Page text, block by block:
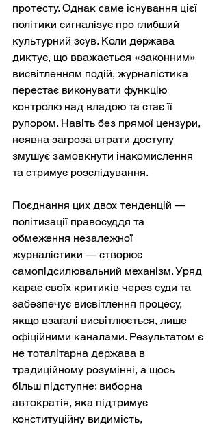
протесту. Однак саме існування цієї
політики сигналізує про глибший
культурний зсув. Коли держава
диктує, що вважається «законним»
висвітленням подій, журналістика
перестає виконувати функцію
контролю над владою та стає її
рупором. Навіть без прямої цензури,
неявна загроза втрати доступу
змушує замовкнути інакомислення
та стримує розслідування.
Поєднання цих двох тенденцій —
політизації правосуддя та
обмеження незалежної
журналістики — створює
самопідсилювальний механізм. Уряд
карає своїх критиків через суди та
забезпечує висвітлення процесу,
якщо взагалі висвітлюється, лише
офіційними каналами. Результатом є
не тоталітарна держава в
традиційному розумінні, а щось
більш підступне: виборна
автократія, яка підтримує
конституційну видимість,